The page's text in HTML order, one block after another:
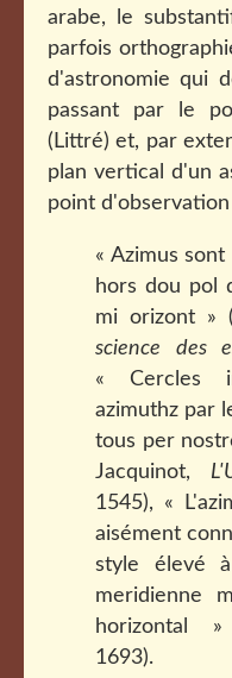
arabe, le
parfois
d'astronomie qui
passant par le
(Littré) et, par
plan vertical d'un
point d'observation
« Azimus
hors dou pol
mi orizont » (
science des
« Cercles
azimuthz par
tous per
Jacquinot,
1545), «
aisément
style élevé
meridienne
horizontal »
1693).